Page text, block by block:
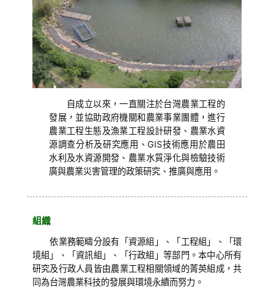
自成立以來，一直關注於台灣農業工程的
發展，並協助政府機關和農業事業團體，進行
農業工程生態及漁業工程設計研發、農業水資
源調查分析及研究應用、GIS技術應用於農田
水利及水資源開發、農業水質淨化與檢驗技術
廣與農業災害管理的政策研究、推廣與應用。
組織
依業務範疇分設有「資源組」、「工程組」、「環
境組」、「資訊組」、「行政組」等部門。本中心所有
研究及行政人員皆由農業工程相關領域的菁英組成，共
同為台灣農業科技的發展與環境永續而努力。